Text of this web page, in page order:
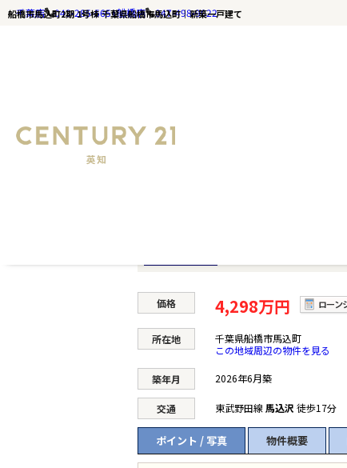
船橋市馬込町2期 1号棟 千葉県船橋市馬込町｜新築一戸建て
千葉店 043-285-5651船橋店 047-498-9022
価格 4,298万円
所在地 千葉県船橋市馬込町
この地域周辺の物件を見る
築年月 2026年6月築
交通 東武野田線 馬込沢 徒歩17分
ポイント / 写真 物件概要